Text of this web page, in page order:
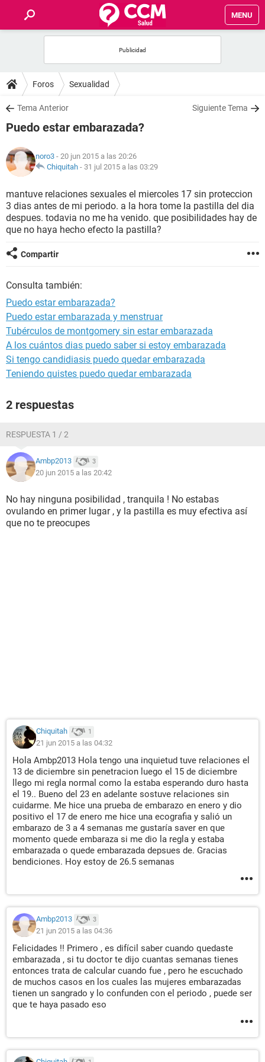
MENU
FOROS
SALUD
NUTRICIÓN
BIENESTAR
SEXUALIDAD
GLOSARIO
Foros Sexualidad
Tema Anterior Siguiente Tema
Puedo estar embarazada?
noro3 - 20 jun 2015 a las 20:26
Chiquitah - 31 jul 2015 a las 03:29
mantuve relaciones sexuales el miercoles 17 sin proteccion
3 dias antes de mi periodo. a la hora tome la pastilla del dia
despues. todavia no me ha venido. que posibilidades hay de
que no haya hecho efecto la pastilla?
Compartir
Consulta también:
Puedo estar embarazada?
Puedo estar embarazada y menstruar
Tubérculos de montgomery sin estar embarazada
A los cuántos dias puedo saber si estoy embarazada
Si tengo candidiasis puedo quedar embarazada
Teniendo quistes puedo quedar embarazada
2 respuestas
RESPUESTA 1 / 2
Ambp2013 3
20 jun 2015 a las 20:42
No hay ninguna posibilidad , tranquila ! No estabas
ovulando en primer lugar , y la pastilla es muy efectiva así
que no te preocupes
Chiquitah 1
21 jun 2015 a las 04:32
Hola Ambp2013 Hola tengo una inquietud tuve relaciones el
13 de diciembre sin penetracion luego el 15 de diciembre
llego mi regla normal como la estaba esperando duro hasta
el 19.. Bueno del 23 en adelante sostuve relaciones sin
cuidarme. Me hice una prueba de embarazo en enero y dio
positivo el 17 de enero me hice una ecografia y salió un
embarazo de 3 a 4 semanas me gustaría saver en que
momento quede embaraza si me dio la regla y estaba
embarazada o quede embarazada depsues de. Gracias
bendiciones. Hoy estoy de 26.5 semanas
Ambp2013 3
21 jun 2015 a las 04:36
Felicidades !! Primero , es difícil saber cuando quedaste
embarazada , si tu doctor te dijo cuantas semanas tienes
entonces trata de calcular cuando fue , pero he escuchado
de muchos casos en los cuales las mujeres embarazadas
tienen un sangrado y lo confunden con el periodo , puede ser
que te haya pasado eso